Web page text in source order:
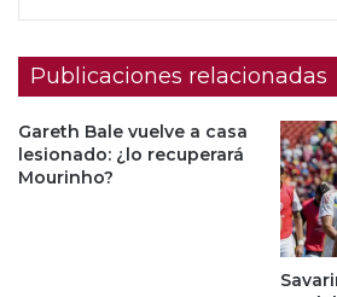
Publicaciones relacionadas
Gareth Bale vuelve a casa
lesionado: ¿lo recuperará
Mourinho?